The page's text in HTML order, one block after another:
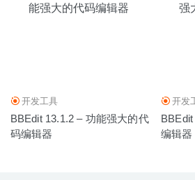
开发工具
BBEdit 13.1.2 – 功能强大的代
码编辑器
开发
BBEdit
编辑器